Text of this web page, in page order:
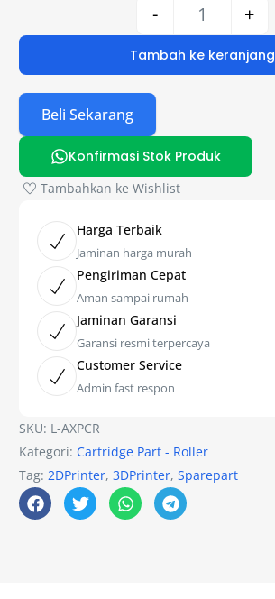
- +
Tambah ke keranjang
Beli Sekarang
Konfirmasi Stok Produk
Tambahkan ke Wishlist
Harga Terbaik
Jaminan harga murah
Pengiriman Cepat
Aman sampai rumah
Jaminan Garansi
Garansi resmi terpercaya
Customer Service
Admin fast respon
SKU: L-AXPCR
Kategori: Cartridge Part - Roller
Tag:2DPrinter,3DPrinter,Sparepart